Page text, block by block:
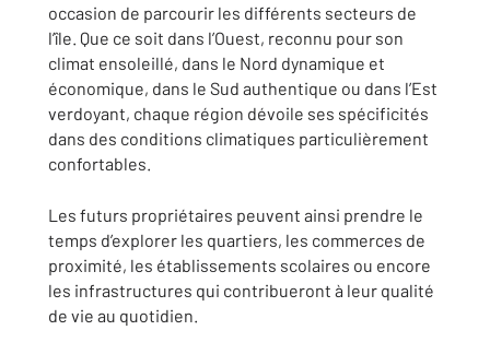
occasion de parcourir les différents secteurs de
l’île. Que ce soit dans l’Ouest, reconnu pour son
climat ensoleillé, dans le Nord dynamique et
économique, dans le Sud authentique ou dans l’Est
verdoyant, chaque région dévoile ses spécificités
dans des conditions climatiques particulièrement
confortables.
Les futurs propriétaires peuvent ainsi prendre le
temps d’explorer les quartiers, les commerces de
proximité, les établissements scolaires ou encore
les infrastructures qui contribueront à leur qualité
de vie au quotidien.